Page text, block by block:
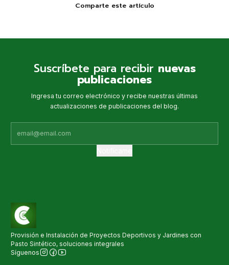
Comparte este artículo
Suscríbete para recibir nuevas
publicaciones
Ingresa tu correo electrónico y recibe nuestras últimas
actualizaciones de publicaciones del blog.
Provisión e Instalación de Proyectos Deportivos y Jardines con
Pasto Sintético, soluciones integrales
Síguenos